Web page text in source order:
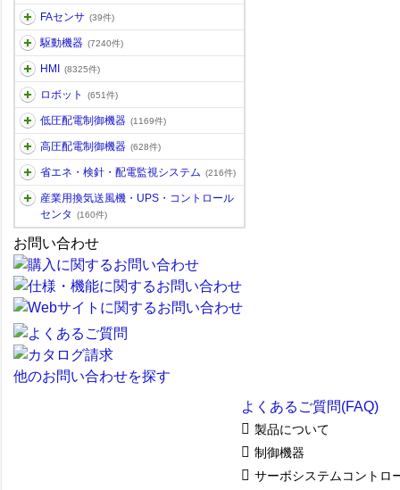
FAセンサ (39件)
駆動機器 (7240件)
HMI (8325件)
ロボット (651件)
低圧配電制御機器 (1169件)
高圧配電制御機器 (628件)
省エネ・検針・配電監視システム (216件)
産業用換気送風機・UPS・コントロール
センタ
(160件)
お問い合わせ
他のお問い合わせを探す
よくあるご質問(FAQ)
製品について
制御機器
サーボシステムコントロ